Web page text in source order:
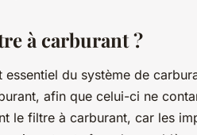
à carburant ?
du système de
afin que celui-ci ne
le filtre à carburant, car les